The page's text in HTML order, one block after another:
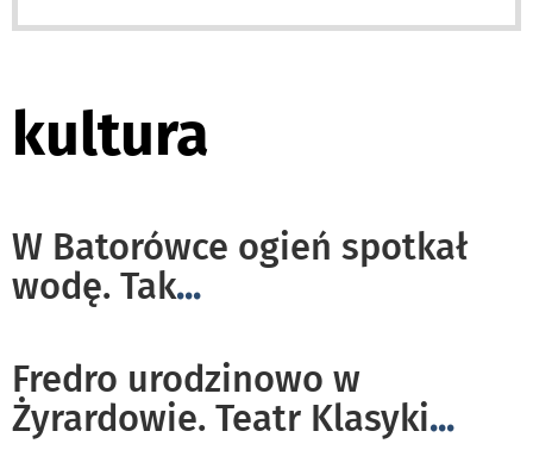
kultura
W Batorówce ogień spotkał
wodę. Tak...
Fredro urodzinowo w
Żyrardowie. Teatr Klasyki...